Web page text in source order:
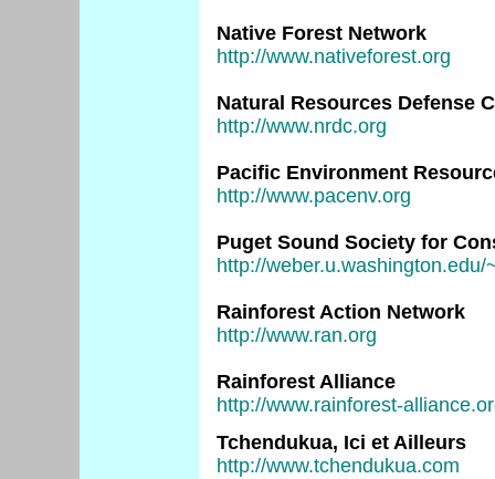
Native Forest Network
http://www.nativeforest.org
Natural Resources Defense
http://www.nrdc.org
Pacific Environment
http://www.pacenv.org
Puget Sound Society for
http://weber.u.washington.edu/
Rainforest Action Network
http://www.ran.org
Rainforest Alliance
http://www.rainforest-
Tchendukua, Ici et Ailleurs
http://www.tchendukua.com